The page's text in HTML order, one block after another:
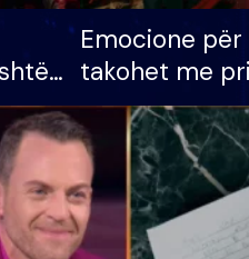
për
Emocione
takohet me
vajzën dhe
S’kemi
apo jo?